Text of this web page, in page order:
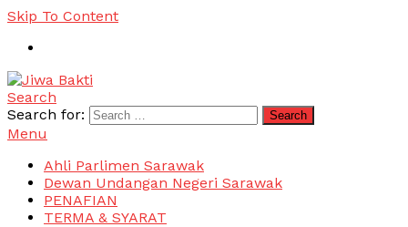
Skip To Content
Jiwa Bakti
Suara PBB Sarawak
Search
Search for:
Menu
Ahli Parlimen Sarawak
Dewan Undangan Negeri Sarawak
PENAFIAN
TERMA & SYARAT